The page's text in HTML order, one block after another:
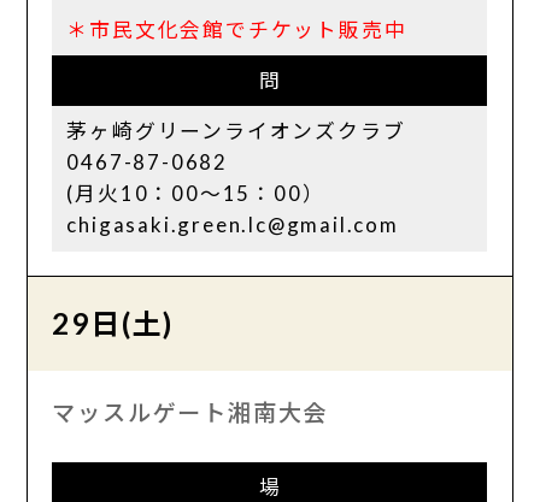
＊市民文化会館でチケット販売中
問
茅ヶ崎グリーンライオンズクラブ
0467-87-0682
(月火10：00～15：00）
chigasaki.green.lc@gmail.com
29日(土)
マッスルゲート湘南大会
場